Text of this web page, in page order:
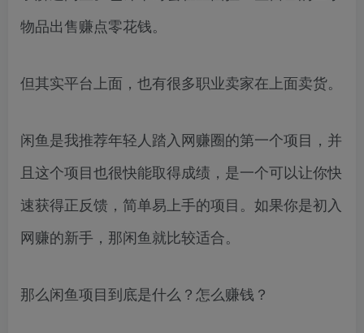
物品出售赚点零花钱。
但其实平台上面，也有很多职业卖家在上面卖货。
闲鱼是我推荐年轻人踏入网赚圈的第一个项目，并
且这个项目也很快能取得成绩，是一个可以让你快
速获得正反馈，简单易上手的项目。如果你是初入
网赚的新手，那闲鱼就比较适合。
那么闲鱼项目到底是什么？怎么赚钱？